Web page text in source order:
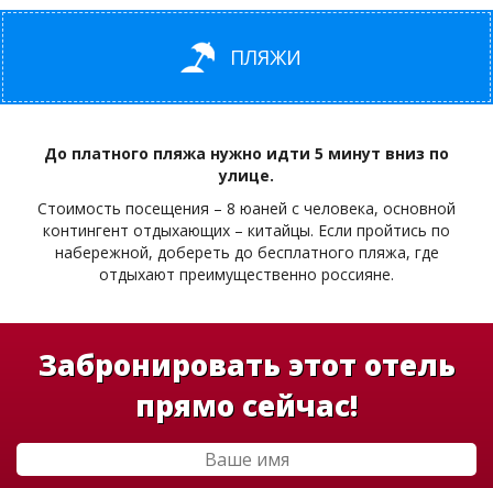
ПЛЯЖИ
До платного пляжа нужно идти 5 минут вниз по
улице.
Стоимость посещения – 8 юаней с человека, основной
контингент отдыхающих – китайцы. Если пройтись по
набережной, добереть до бесплатного пляжа, где
отдыхают преимущественно россияне.
Забронировать этот отель
прямо сейчас!